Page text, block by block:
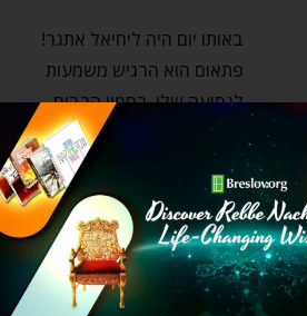
באותו יום היה ליחיאל אתגר!
פתאום הוא הרגיש משמעות
לנסיעה שלו. רחמיו הרבים